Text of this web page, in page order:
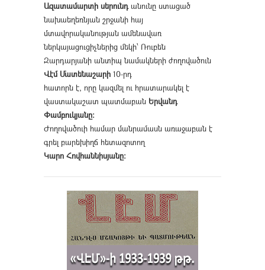
Ազատամարտի սերունդանունը ստացած
նախաեղեռնյան շրջանի հայ
մտավորականության ամենավառ
ներկայացուցիչներից մեկի՝ Ռուբեն
Զարդարյանի անտիպ նամակների ժողովածուն
Վէմ Մատենաշարի 10-րդ
հատորն է, որը կազմել ու հրատարակել է
վաստակաշատ պատմաբան Երվանդ
Փամբուկյանը։
Ժողովածուի համար մանրամասն առաջաբան է
գրել բարեխիղճ հետազոտող
Կարո Հովհաննիսյանը։